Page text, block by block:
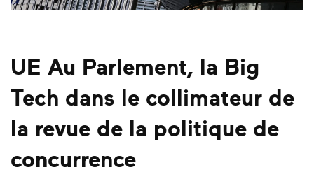
UE Au Parlement, la Big
Tech dans le collimateur de
la revue de la politique de
concurrence